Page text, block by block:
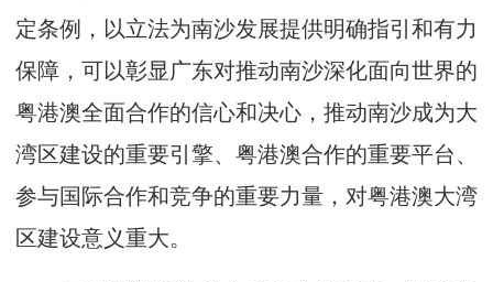
定条例，以立法为南沙发展提供明确指引和有力
保障，可以彰显广东对推动南沙深化面向世界的
粤港澳全面合作的信心和决心，推动南沙成为大
湾区建设的重要引擎、粤港澳合作的重要平台、
参与国际合作和竞争的重要力量，对粤港澳大湾
区建设意义重大。